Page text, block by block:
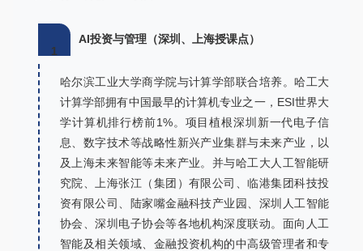
1
AI投资与管理（深圳、上海授课点）
哈尔滨工业大学商学院与计算学部联合培养。哈工大
计算学部拥有中国最早的计算机专业之一，ESI世界大
学计算机排行榜前1%。项目植根深圳新一代电子信
息、数字技术等战略性新兴产业集群与未来产业，以
及上海未来智能等未来产业。并与哈工大人工智能研
究院、上海张江（集团）有限公司、临港集团科技投
资有限公司、陆家嘴金融科技产业园、深圳人工智能
协会、深圳电子协会等各地机构深度联动。面向人工
智能及相关领域、金融投资机构的中高级管理者和专